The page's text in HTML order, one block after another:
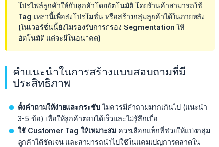
โปรไฟล์ลูกค้าให้กับลูกค้าโดยอัตโนมัติ โดยร้านค้าสามารถใช้
Tag เหล่านี้เพื่อส่งโปรโมชั่น หรือสร้างกลุ่มลูกค้าได้ในภายหลัง
(ในเวอร์ชั่นนี้ยังไม่รองรับการกรอง Segmentation ให้
อัตโนมัติ แต่จะมีในอนาคต)
คำแนะนำในการสร้างแบบสอบถามที่มี
ประสิทธิภาพ
ตั้งคำถามให้ง่ายและกระชับไม่ควรมีคำถามมากเกินไป (แนะนำ
3-5 ข้อ) เพื่อให้ลูกค้าตอบได้เร็วและไม่รู้สึกเบื่อ
ใช้ Customer Tag ให้เหมาะสม ควรเลือกแท็กที่ช่วยให้แบ่งกลุ่ม
ลูกค้าได้ชัดเจน และสามารถนำไปใช้ในแคมเปญการตลาดใน